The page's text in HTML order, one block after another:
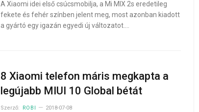
A Xiaomi idei első csúcsmobilja, a Mi MIX 2s eredetileg
fekete és fehér színben jelent meg, most azonban kiadott
a gyártó egy igazán egyedi új változatot.…
8 Xiaomi telefon máris megkapta a
legújabb MIUI 10 Global bétát
Szerző: ROBI 2018-07-08